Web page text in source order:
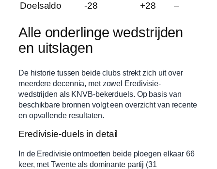
Doelsaldo
-28 +28 –
Alle onderlinge wedstrijden
en uitslagen
De historie tussen beide clubs strekt zich uit over
meerdere decennia, met zowel Eredivisie-
wedstrijden als KNVB-bekerduels. Op basis van
beschikbare bronnen volgt een overzicht van recente
en opvallende resultaten.
Eredivisie-duels in detail
In de Eredivisie ontmoetten beide ploegen elkaar 66
keer, met Twente als dominante partij (31